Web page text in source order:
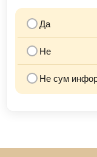
Да
Не
Не сум